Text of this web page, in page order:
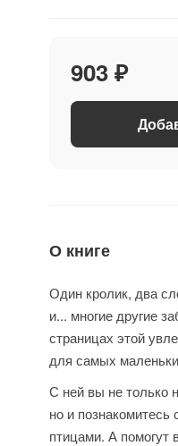
903 ₽
О книге
Один кролик, два
и... многие другие
страницах этой
для самых
С ней вы не только
но и
птицами. А помогут